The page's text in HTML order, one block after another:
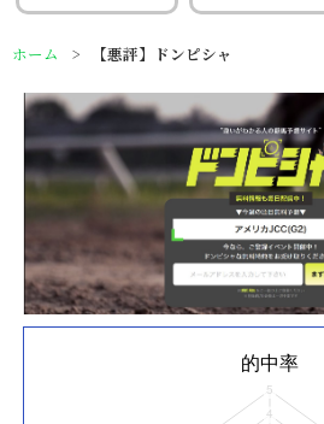
ホーム 【悪評】ドンピシャ